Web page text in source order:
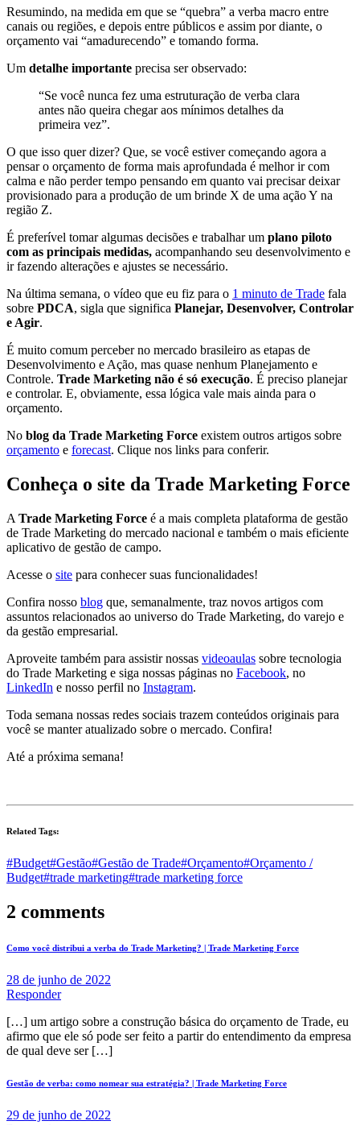
Resumindo, na medida em que se “quebra” a verba macro entre
canais ou regiões, e depois entre públicos e assim por diante, o
orçamento vai “amadurecendo” e tomando forma.
Um detalhe importante precisa ser observado:
“Se você nunca fez uma estruturação de verba clara
antes não queira chegar aos mínimos detalhes da
primeira vez”.
O que isso quer dizer? Que, se você estiver começando agora a
pensar o orçamento de forma mais aprofundada é melhor ir com
calma e não perder tempo pensando em quanto vai precisar deixar
provisionado para a produção de um brinde X de uma ação Y na
região Z.
É preferível tomar algumas decisões e trabalhar um plano piloto
com as principais medidas, acompanhando seu desenvolvimento e
ir fazendo alterações e ajustes se necessário.
Na última semana, o vídeo que eu fiz para o 1 minuto de Trade fala
sobre PDCA, sigla que significa Planejar, Desenvolver, Controlar
e Agir.
É muito comum perceber no mercado brasileiro as etapas de
Desenvolvimento e Ação, mas quase nenhum Planejamento e
Controle. Trade Marketing não é só execução. É preciso planejar
e controlar. E, obviamente, essa lógica vale mais ainda para o
orçamento.
No blog da Trade Marketing Force existem outros artigos sobre
orçamento e forecast. Clique nos links para conferir.
Conheça o site da Trade Marketing Force
A Trade Marketing Force é a mais completa plataforma de gestão
de Trade Marketing do mercado nacional e também o mais eficiente
aplicativo de gestão de campo.
Acesse o site para conhecer suas funcionalidades!
Confira nosso blog que, semanalmente, traz novos artigos com
assuntos relacionados ao universo do Trade Marketing, do varejo e
da gestão empresarial.
Aproveite também para assistir nossas videoaulas sobre tecnologia
do Trade Marketing e siga nossas páginas no Facebook, no
LinkedIn e nosso perfil no Instagram.
Toda semana nossas redes sociais trazem conteúdos originais para
você se manter atualizado sobre o mercado. Confira!
Até a próxima semana!
Related Tags:
#Budget#Gestão#Gestão de Trade#Orçamento#Orçamento /
Budget#trade marketing#trade marketing force
2 comments
Como você distribui a verba do Trade Marketing? | Trade Marketing Force
28 de junho de 2022
Responder
[…] um artigo sobre a construção básica do orçamento de Trade, eu
afirmo que ele só pode ser feito a partir do entendimento da empresa
de qual deve ser […]
Gestão de verba: como nomear sua estratégia? | Trade Marketing Force
29 de junho de 2022